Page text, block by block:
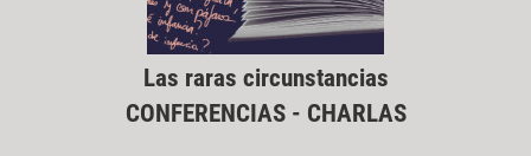
Las raras circunstancias
CONFERENCIAS - CHARLAS